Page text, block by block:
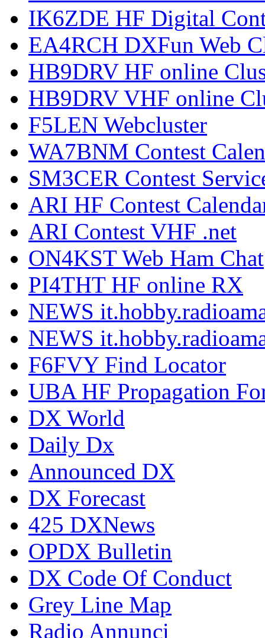
IK6ZDE HF Digital
EA4RCH DXFun Web
HB9DRV HF online
HB9DRV VHF online
F5LEN Webcluster
WA7BNM Contest
SM3CER Contest
ARI HF Contest
ARI Contest VHF .net
ON4KST Web Ham Chat
PI4THT HF online RX
NEWS
NEWS
F6FVY Find Locator
UBA HF Propagation
DX World
Daily Dx
Announced DX
DX Forecast
425 DXNews
OPDX Bulletin
DX Code Of Conduct
Grey Line Map
Radio Annunci